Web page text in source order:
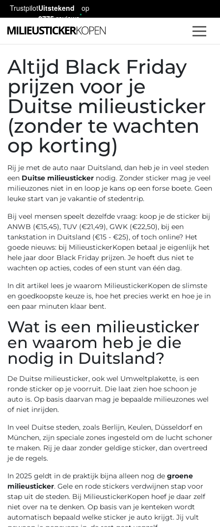
TrustpilotUitstekend
2775reviews
op
Altijd Black Friday
prijzen voor je
Duitse milieusticker
(zonder te wachten
op korting)
Rij je met de auto naar Duitsland, dan heb je in veel steden
een Duitse milieusticker nodig. Zonder sticker mag je veel
milieuzones niet in en loop je kans op een forse boete. Geen
leuke start van je vakantie of stedentrip.
Bij veel mensen speelt dezelfde vraag: koop je de sticker bij
ANWB (€15,45), TUV (€21,49), GWK (€22,50), bij een
tankstation in Duitsland (€15 - €25), of toch online? Het
goede nieuws: bij MilieustickerKopen betaal je eigenlijk het
hele jaar door Black Friday prijzen. Je hoeft dus niet te
wachten op acties, codes of een stunt van één dag.
In dit artikel lees je waarom MilieustickerKopen de slimste
en goedkoopste keuze is, hoe het precies werkt en hoe je in
een paar minuten klaar bent.
Wat is een milieusticker
en waarom heb je die
nodig in Duitsland?
De Duitse milieusticker, ook wel Umweltplakette, is een
ronde sticker op je voorruit. Die laat zien hoe schoon je
auto is. Op basis daarvan mag je bepaalde milieuzones wel
of niet inrijden.
In veel Duitse steden, zoals Berlijn, Keulen, Düsseldorf en
München, zijn speciale zones ingesteld om de lucht schoner
te maken. Rij je daar zonder geldige sticker, dan overtreed
je de regels.
In 2025 geldt in de praktijk bijna alleen nog de groene
milieusticker. Gele en rode stickers verdwijnen stap voor
stap uit de steden. Bij MilieustickerKopen hoef je daar zelf
niet over na te denken. Op basis van je kenteken wordt
automatisch bepaald welke sticker je auto krijgt. Jij vult